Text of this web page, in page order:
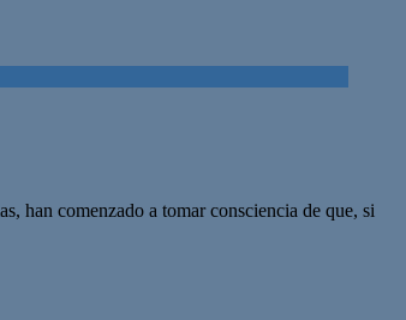
han comenzado a tomar consciencia de que, si